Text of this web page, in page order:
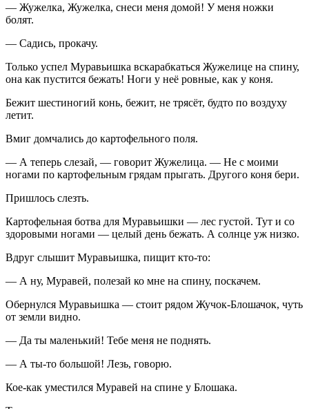
— Жужелка, Жужелка, снеси меня домой! У меня ножки
болят.
— Садись, прокачу.
Только успел Муравьишка вскарабкаться Жужелице на спину,
она как пустится бежать! Ноги у неё ровные, как у коня.
Бежит шестиногий конь, бежит, не трясёт, будто по воздуху
летит.
Вмиг домчались до картофельного поля.
— А теперь слезай, — говорит Жужелица. — Не с моими
ногами по картофельным грядам прыгать. Другого коня бери.
Пришлось слезть.
Картофельная ботва для Муравьишки — лес густой. Тут и со
здоровыми ногами — целый день бежать. А солнце уж низко.
Вдруг слышит Муравьишка, пищит кто-то:
— А ну, Муравей, полезай ко мне на спину, поскачем.
Обернулся Муравьишка — стоит рядом Жучок-Блошачок, чуть
от земли видно.
— Да ты маленький! Тебе меня не поднять.
— А ты-то большой! Лезь, говорю.
Кое-как уместился Муравей на спине у Блошака.